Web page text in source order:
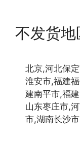
不发货地
北京,河北保
淮安市,福建
建南平市,福
山东枣庄市,
市,湖南长沙